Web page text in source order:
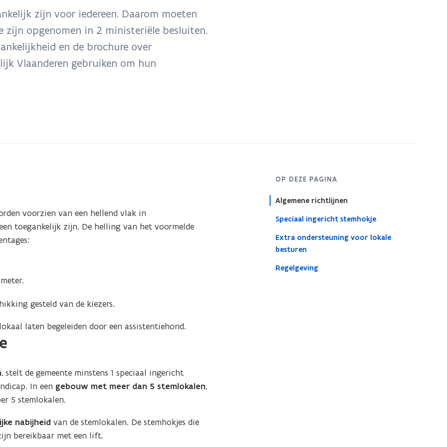
zijn voor iedereen. Daarom moeten
zijn opgenomen in 2 ministeriële besluiten.
en de brochure over
Vlaanderen gebruiken om hun
OP DEZE PAGINA
Algemene richtlijnen
Speciaal ingericht stemhokje
Extra ondersteuning voor lokale
besturen
Regelgeving
voorzien van een hellend vlak in
toegankelijk zijn. De helling van het voormelde
gesteld van de kiezers.
laten begeleiden door een assistentiehond.
, stelt de gemeente minstens 1 speciaal ingericht
In een gebouw met meer dan 5 stemlokalen,
5 stemlokalen.
nabijheid van de stemlokalen. De stemhokjes die
bereikbaar met een lift.